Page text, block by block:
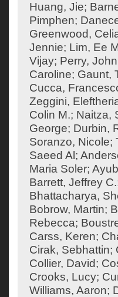
Huang, Jie;
Pimphen;
Greenwood,
Jennie; Lim, Ee
Vijay; Perry,
Caroline; Gaunt,
Cucca,
Zeggini,
Colin M.; Naitza,
George; Durbin,
Soranzo, Nicole;
Saeed Al ;
Maria Soler;
Barrett, Jeffrey C.
Bhattacharya,
Bobrow, Martin;
Rebecca;
Carss, Keren;
Cirak, Sebhattin;
Collier, David;
Crooks, Lucy;
Williams, Aaron;